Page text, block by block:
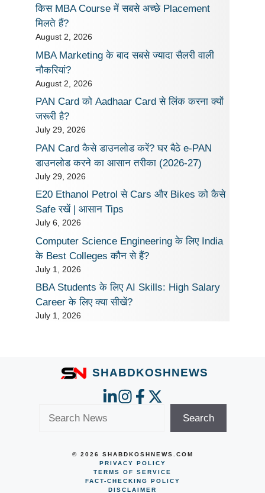
किस MBA Course में सबसे अच्छे Placement
मिलते हैं?
August 2, 2026
MBA Marketing के बाद सबसे ज्यादा सैलरी वाली
नौकरियां?
August 2, 2026
PAN Card को Aadhaar Card से लिंक करना क्यों
जरूरी है?
July 29, 2026
PAN Card कैसे डाउनलोड करें? घर बैठे e-PAN
डाउनलोड करने का आसान तरीका (2026-27)
July 29, 2026
E20 Ethanol Petrol से Cars और Bikes को कैसे
Safe रखें | आसान Tips
July 6, 2026
Computer Science Engineering के लिए India
के Best Colleges कौन से हैं?
July 1, 2026
BBA Students के लिए AI Skills: High Salary
Career के लिए क्या सीखें?
July 1, 2026
SHABDKOSHNEWS
Search
© 2026 SHABDKOSHNEWS.COM
PRIVACY POLICY
TERMS OF SERVICE
FACT-CHECKING POLICY
DISCLAIMER